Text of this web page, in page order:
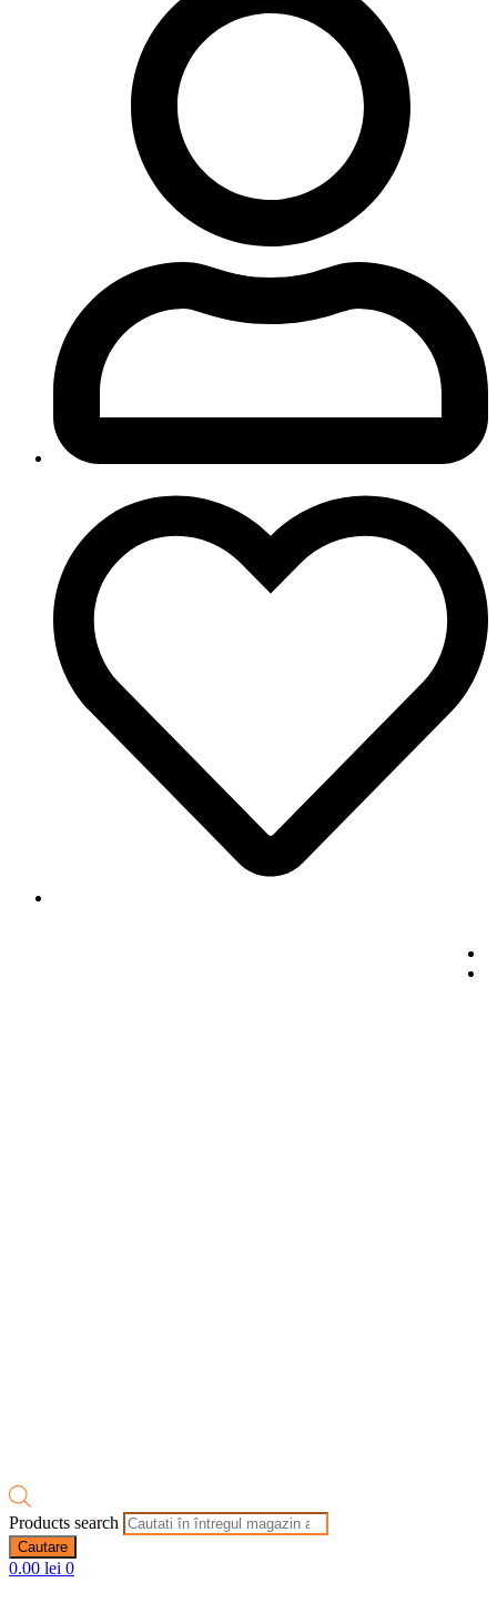
Products search
Cautare
0.00 lei 0